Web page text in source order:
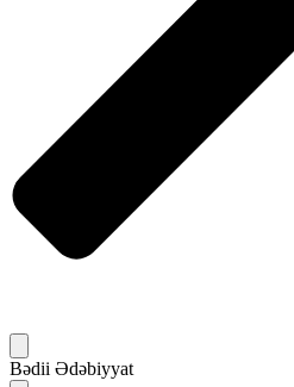
Bədii Ədəbiyyat